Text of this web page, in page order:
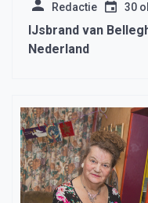
Redactie 30
IJsbrand van
Nederland